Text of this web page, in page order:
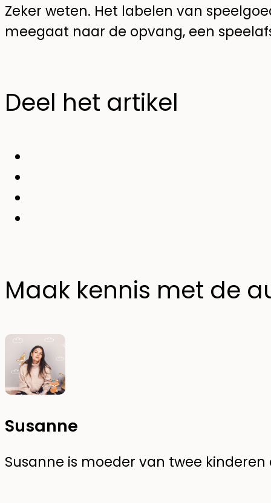
Zeker weten. Het labelen van
meegaat naar de opvang, een
Deel het artikel
Maak kennis met de
Susanne
Susanne is moeder van twee